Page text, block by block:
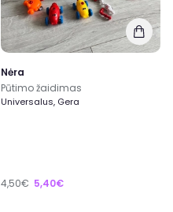
Nėra
Pūtimo žaidimas
Universalus, Gera
4,50€ 5,40€